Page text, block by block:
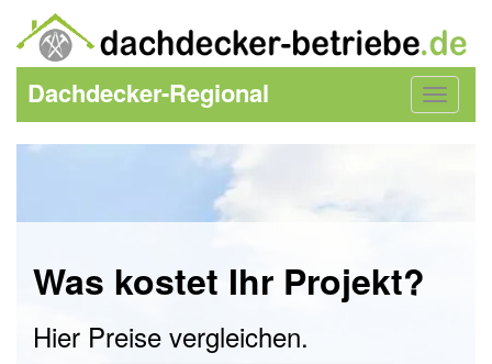
Toggle
Dachdecker-Regional
Was kostet Ihr Projekt?
Hier Preise vergleichen.